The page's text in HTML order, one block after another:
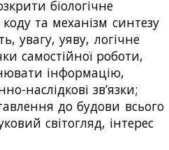
біологічне
та механізм синтезу
увагу, уяву, логічне
самостійної роботи,
інформацію,
наслідкові зв’язки;
до будови всього
світогляд, інтерес